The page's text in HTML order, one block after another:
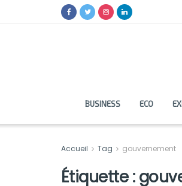
BUSINESS ECO
Accueil Tag gouvernement
Étiquette :